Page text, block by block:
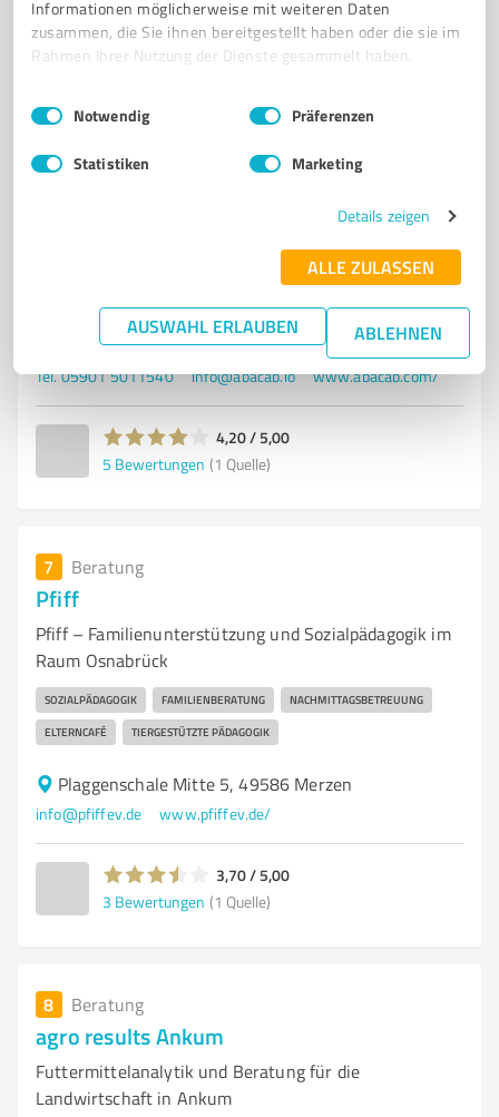
Informationen möglicherweise mit weiteren Daten
zusammen, die Sie ihnen bereitgestellt haben oder die sie im
Rahmen Ihrer Nutzung der Dienste gesammelt haben.
Impressum Datenschutzbestimmungen
Einwilligungsauswahl
Notwendig Präferenzen
Statistiken Marketing
Details zeigen
ALLE ZULASSEN
AUSWAHL ERLAUBEN ABLEHNEN
6 Beratung
Innovative Lösungen für Datenschutz und
Datenmanagement für Unternehmen
DIGITALISIERUNG
INNOVATIVE LÖSUNGEN
Große Str. 13, 49584 Fürstenau
Tel. 05901 5011540 info@abacab.io www.abacab.com/
4,20 / 5,00
5 Bewertungen (1 Quelle)
7 Beratung
Pfiff
Pfiff – Familienunterstützung und Sozialpädagogik im
Raum Osnabrück
SOZIALPÄDAGOGIK FAMILIENBERATUNG NACHMITTAGSBETREUUNG
ELTERNCAFÉ TIERGESTÜTZTE PÄDAGOGIK
Plaggenschale Mitte 5, 49586 Merzen
info@pfiffev.de www.pfiffev.de/
3,70 / 5,00
3 Bewertungen (1 Quelle)
8 Beratung
agro results Ankum
Futtermittelanalytik und Beratung für die
Landwirtschaft in Ankum